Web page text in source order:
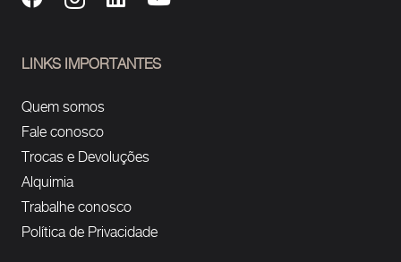
LINKS IMPORTANTES
Quem somos
Fale conosco
Trocas e Devoluções
Alquimia
Trabalhe conosco
Política de Privacidade